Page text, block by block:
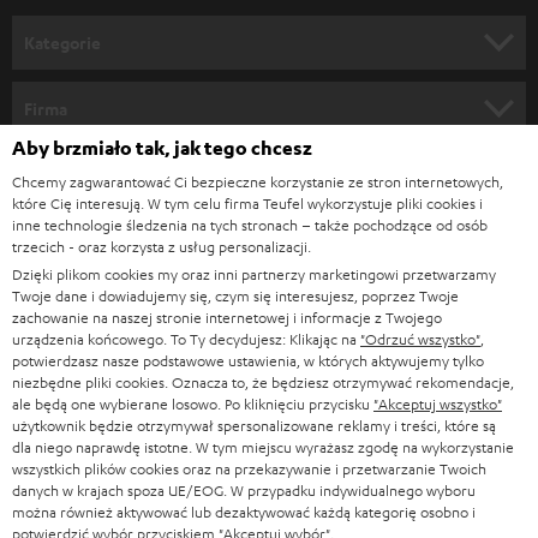
s
l
e
t
t
e
r
a
KOMPLETNE SYSTEMY
SOUNDBARY
GŁOŚNIKI HIFI
SMART HOME
BLUETOOTH
SŁUCHAWKI
SŁUCHAWKI BLUETOOTH
WIEŻE HI-FI
WSPARCIE
KARIERA
KONTAKT PRASOWY
B2B
BLOG
NEWSLETTER
SKLEPY
KORZYŚCI
Sklepy internetowe Teufel
NIEMCY
AUSTRIA
SZWAJCARIA
HOLANDIA
BELGIA
Aby brzmiało tak, jak tego chcesz
Chcemy zagwarantować Ci bezpieczne korzystanie ze stron internetowych,
które Cię interesują. W tym celu firma Teufel wykorzystuje pliki cookies i
inne technologie śledzenia na tych stronach – także pochodzące od osób
trzecich - oraz korzysta z usług personalizacji.
Dzięki plikom cookies my oraz inni partnerzy marketingowi przetwarzamy
Twoje dane i dowiadujemy się, czym się interesujesz, poprzez Twoje
zachowanie na naszej stronie internetowej i informacje z Twojego
urządzenia końcowego. To Ty decydujesz: Klikając na "Odrzuć wszystko"
potwierdzasz nasze podstawowe ustawienia, w których aktywujemy tylko
niezbędne pliki cookies. Oznacza to, że będziesz otrzymywać rekomendacje,
ale będą one wybierane losowo. Po kliknięciu przycisku "Akceptuj wszystko"
użytkownik będzie otrzymywał spersonalizowane reklamy i treści, które są
dla niego naprawdę istotne. W tym miejscu wyrażasz zgodę na wykorzystanie
wszystkich plików cookies oraz na przekazywanie i przetwarzanie Twoich
danych w krajach spoza UE/EOG. W przypadku indywidualnego wyboru
można również aktywować lub dezaktywować każdą kategorię osobno i
potwierdzić wybór przyciskiem "Akceptuj wybór"